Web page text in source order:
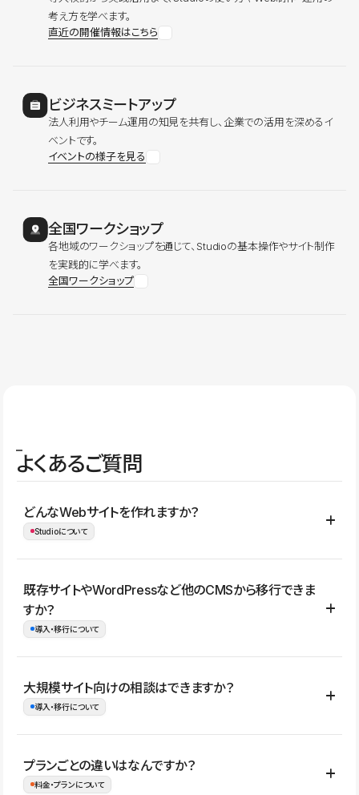
考え方を学べます。
直近の開催情報はこちら
ビジネスミートアップ
法人利用やチーム運用の知見を共有し、企業での活用を深めるイ
ベントです。
イベントの様子を見る
全国ワークショップ
各地域のワークショップを通じて、Studioの基本操作やサイト制作
を実践的に学べます。
全国ワークショップ
よくあるご質問
どんなWebサイトを作れますか？
Studioについて
コーポレートサイト、サービスサイト、LP、採用サイト、ブロ
グ・メディア、イベントサイト、店舗・商品紹介サイト、ポートフ
ォリオなど幅広く制作できます。
既存サイトやWordPressなど他のCMSから移行できま
すか？
導入・移行について
はい。既存サイトの構成やコンテンツ、URLを整理したうえで、
Studio上に再構築する形で移行できます。 WordPressの場合は、
イト全体のデザインや設定がそのまま移行されるわけではないた
め、移行後にページ構成やデザイン、CMS設計、URL・リダイレク
大規模サイト向けの相談はできますか？
導入・移行について
はい。アクセス規模が大きいサイトや、複数部門での運用、権限管
理、セキュリティ確認、既存システムとの連携など、個別の要件が
プランごとの違いはなんですか？
料金・プランについて